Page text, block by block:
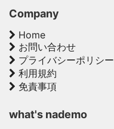
Company
Home
お問い合わせ
プライバシーポリシー
利用規約
免責事項
what's nademo